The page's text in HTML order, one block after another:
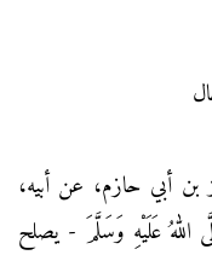
بن أبي حازم، عن أبيه،
عَلَيْهِ وَسَلَّمَ - يصلح